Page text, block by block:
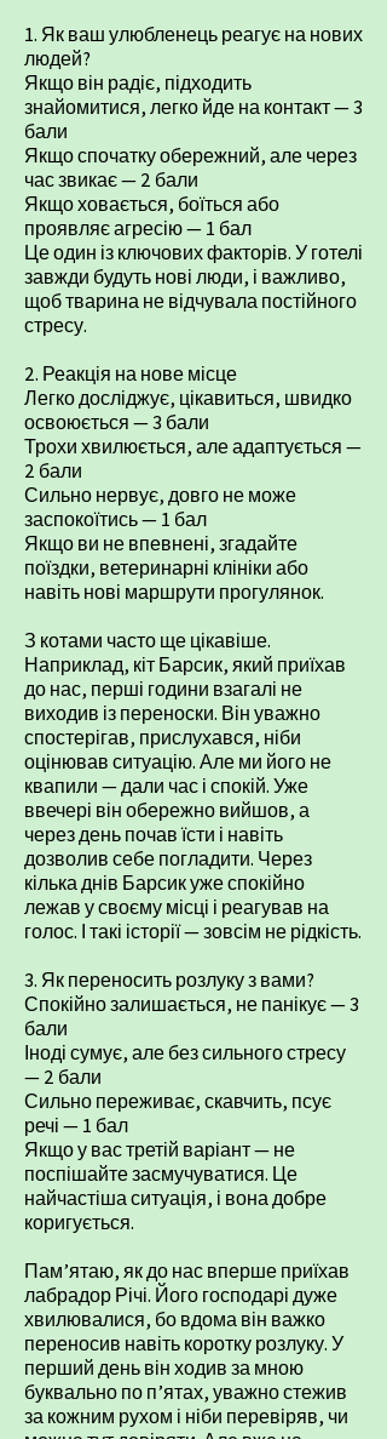
1. Як ваш улюбленець реагує на нових
людей?
Якщо він радіє, підходить
знайомитися, легко йде на контакт — 3
бали
Якщо спочатку обережний, але через
час звикає — 2 бали
Якщо ховається, боїться або
проявляє агресію — 1 бал
Це один із ключових факторів. У готелі
завжди будуть нові люди, і важливо,
щоб тварина не відчувала постійного
стресу.
2. Реакція на нове місце
Легко досліджує, цікавиться, швидко
освоюється — 3 бали
Трохи хвилюється, але адаптується —
2 бали
Сильно нервує, довго не може
заспокоїтись — 1 бал
Якщо ви не впевнені, згадайте
поїздки, ветеринарні клініки або
навіть нові маршрути прогулянок.
З котами часто ще цікавіше.
Наприклад, кіт Барсик, який приїхав
до нас, перші години взагалі не
виходив із переноски. Він уважно
спостерігав, прислухався, ніби
оцінював ситуацію. Але ми його не
квапили — дали час і спокій. Уже
ввечері він обережно вийшов, а
через день почав їсти і навіть
дозволив себе погладити. Через
кілька днів Барсик уже спокійно
лежав у своєму місці і реагував на
голос. І такі історії — зовсім не рідкість.
3. Як переносить розлуку з вами?
Спокійно залишається, не панікує — 3
бали
Іноді сумує, але без сильного стресу
— 2 бали
Сильно переживає, скавчить, псує
речі — 1 бал
Якщо у вас третій варіант — не
поспішайте засмучуватися. Це
найчастіша ситуація, і вона добре
коригується.
Пам’ятаю, як до нас вперше приїхав
лабрадор Річі. Його господарі дуже
хвилювалися, бо вдома він важко
переносив навіть коротку розлуку. У
перший день він ходив за мною
буквально по п’ятах, уважно стежив
за кожним рухом і ніби перевіряв, чи